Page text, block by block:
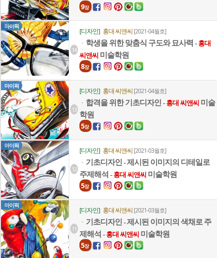
9장
마이픽
14
[디자인] 홍대 씨앤씨 [2021-04월호]
ㆍ 학생을 위한 맞춤식 구도와 묘사력 - 홍대
씨앤씨 미술학원
8장
마이픽
13
[디자인] 홍대 씨앤씨 [2021-04월호]
ㆍ 합격을 위한 기초디자인 - 홍대 씨앤씨 미술
학원
5장
마이픽
12
[디자인] 홍대 씨앤씨 [2021-03월호]
ㆍ 기초디자인 - 제시된 이미지의 디테일로
주제해석 - 홍대 씨앤씨 미술학원
5장
마이픽
11
[디자인] 홍대 씨앤씨 [2021-03월호]
ㆍ 기초디자인 - 제시된 이미지의 색채로 주
제해석 - 홍대 씨앤씨 미술학원
5장